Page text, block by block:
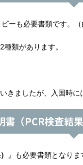
ーも必要書類です。（
類があります。
きましたが、入国時に
書（PCR検査結
』も必要書類となりま